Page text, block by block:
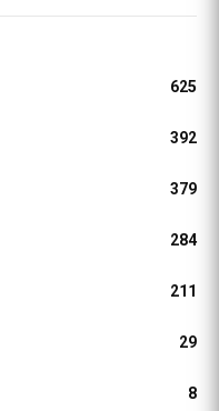
625
392
379
284
211
29
8